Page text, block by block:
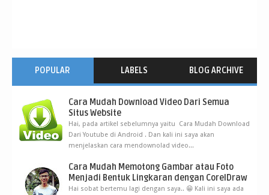
POPULAR LABELS BLOG ARCHIVE
Cara Mudah Download Video Dari Semua
Situs Website
Hai, pada artikel sebelumnya yaitu Cara Mudah Download
Dari Youtube di Android . Dan kali ini saya akan
menjelaskan cara mendownolad video...
Cara Mudah Memotong Gambar atau Foto
Menjadi Bentuk Lingkaran dengan CorelDraw
Hai sobat bertemu lagi dengan saya.. 😁 Kali ini saya ada